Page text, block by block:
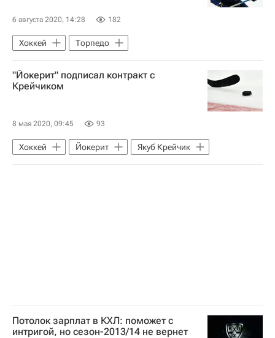
6 августа 2020, 14:28 182
Хоккей Торпедо
"Йокерит" подписал контракт с
Крейчиком
8 мая 2020, 09:45 93
Хоккей Йокерит Якуб Крейчик
Потолок зарплат в КХЛ: поможет с
интригой, но сезон-2013/14 не вернет